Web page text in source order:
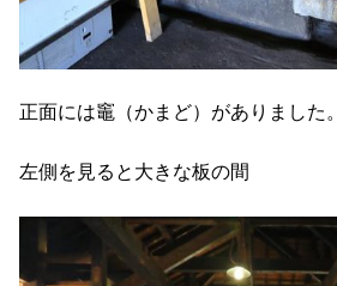
正面には竈（かまど）がありました。
左側を見ると大きな板の間